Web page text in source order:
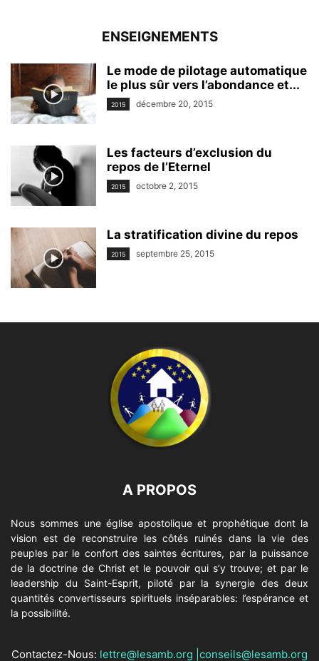
ENSEIGNEMENTS
Le mode de pilotage automatique
le plus sûr vers l’abondance et...
2015 décembre 20, 2015
Les facteurs d’exclusion du
repos de l’Eternel
2015 octobre 2, 2015
La stratification divine du repos
2015 septembre 25, 2015
A PROPOS
Nous sommes une église apostolique et prophétique dont la
vision est de reconstruire les côtés ruinés dans la vie des
peuples par le confort des saintes écritures, par la puissance
de la doctrine de Christ et le pouvoir qui s’y trouve; et par le
leadership du Saint-Esprit, piloté par la synergie des deux
quantités convertisseurs spirituels inséparables: l’espérance et
la possibilité.
Contactez-Nous: lettre@lesamb.org conseils@lesamb.org